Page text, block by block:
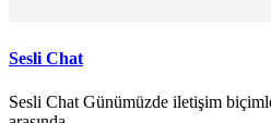
Sesli Chat
Sesli Chat Günümüzde iletişim